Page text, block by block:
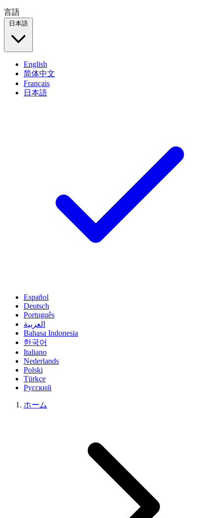
言語
日本語
English
简体中文
Français
日本語
Español
Deutsch
Português
العربية
Bahasa Indonesia
한국어
Italiano
Nederlands
Polski
Türkçe
Русский
ホーム